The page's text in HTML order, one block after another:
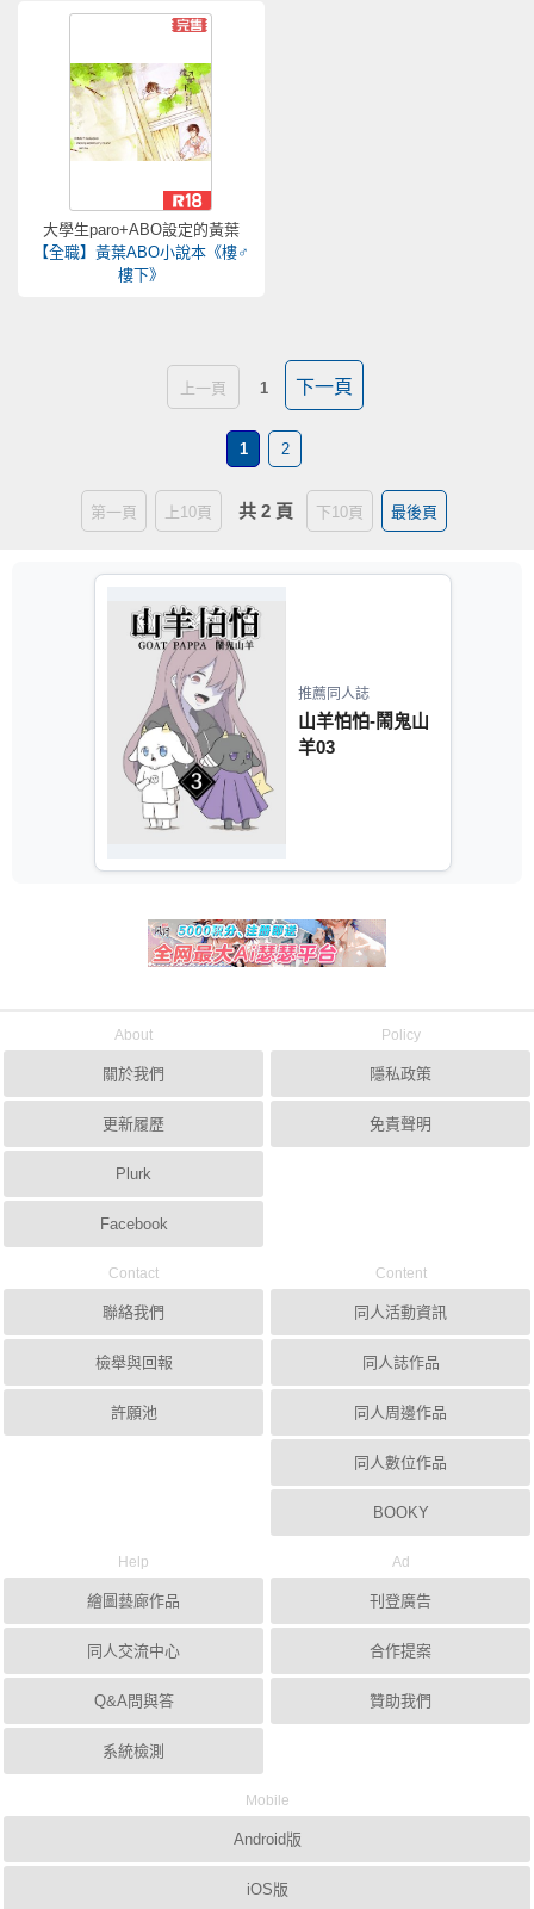
大學生paro+ABO設定的黃葉
【全職】黃葉ABO小說本《樓♂
樓下》
上一頁 1 下一頁
1 2
第一頁 上10頁 共 2 頁 下10頁 最後頁
推薦同人誌
山羊怕怕-鬧鬼山
羊03
About
關於我們
更新履歷
Plurk
Facebook
Policy
隱私政策
免責聲明
Contact
聯絡我們
檢舉與回報
許願池
Content
同人活動資訊
同人誌作品
同人周邊作品
同人數位作品
BOOKY
Help
繪圖藝廊作品
同人交流中心
Q&A問與答
系統檢測
Ad
刊登廣告
合作提案
贊助我們
Mobile
Android版
iOS版